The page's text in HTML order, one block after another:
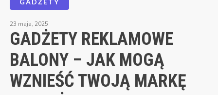
23 maja, 2025
GADŻETY REKLAMOWE
BALONY – JAK MOGĄ
WZNIEŚĆ TWOJĄ MARKĘ